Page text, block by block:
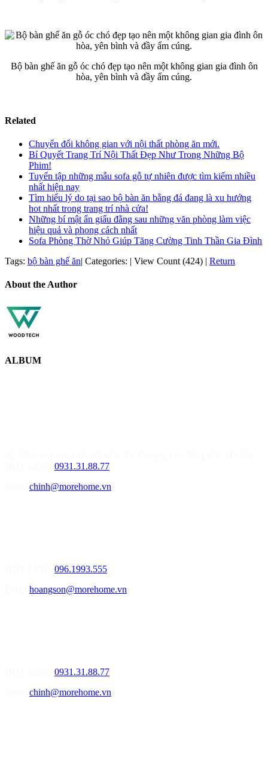
Bộ bàn ghế ăn gỗ óc chó đẹp tạo nên một không gian gia đình ôn
hòa, yên bình và đầy ấm cúng.
Related
Chuyển đổi không gian với nội thất phòng ăn mới.
Bí Quyết Trang Trí Nội Thất Đẹp Như Trong Những Bộ
Phim!
Tuyển tập những mẫu sofa gỗ tự nhiên được tìm kiếm nhiều
nhất hiện nay
Tìm hiểu lý do tại sao bộ bàn ăn bằng đá đang là xu hướng
hot nhất trong trang trí nhà cửa!
Những bí mật ẩn giấu đằng sau những văn phòng làm việc
hiệu quả và phong cách nhất
Sofa Phòng Thờ Nhỏ Giúp Tăng Cường Tinh Thần Gia Đình
Tags: bộ bàn ghế ăn| Categories: | View Count (424) | Return
About the Author
ALBUM
0931.31.88.77
chinh@morehome.vn
096.1993.555
hoangson@morehome.vn
0931.31.88.77
chinh@morehome.vn